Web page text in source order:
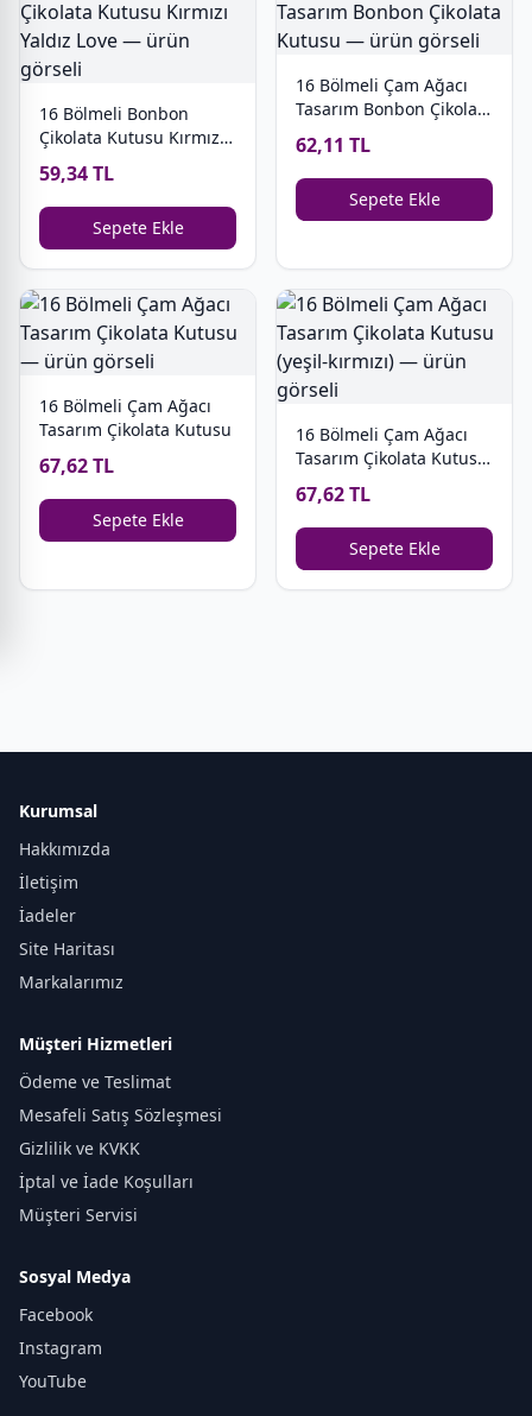
16 Bölmeli Bonbon
Çikolata Kutusu Kırmızı
59,34 TL
Sepete Ekle
16 Bölmeli Çam Ağacı
Tasarım Bonbon Çikolata
62,11 TL
Sepete Ekle
16 Bölmeli Çam Ağacı
Tasarım Çikolata Kutusu
67,62 TL
Sepete Ekle
16 Bölmeli Çam Ağacı
Tasarım Çikolata Kutusu
67,62 TL
Sepete Ekle
Kurumsal
Hakkımızda
İletişim
İadeler
Site Haritası
Markalarımız
Müşteri Hizmetleri
Ödeme ve Teslimat
Mesafeli Satış Sözleşmesi
Gizlilik ve KVKK
İptal ve İade Koşulları
Müşteri Servisi
Sosyal Medya
Facebook
Instagram
YouTube